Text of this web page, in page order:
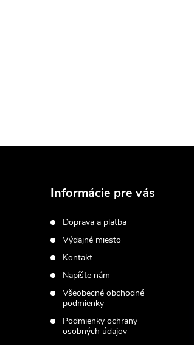
Informácie pre vás
Doprava a platba
Výdajné miesto
Kontakt
Napíšte nám
Všeobecné obchodné
podmienky
Podmienky ochrany
osobných údajov